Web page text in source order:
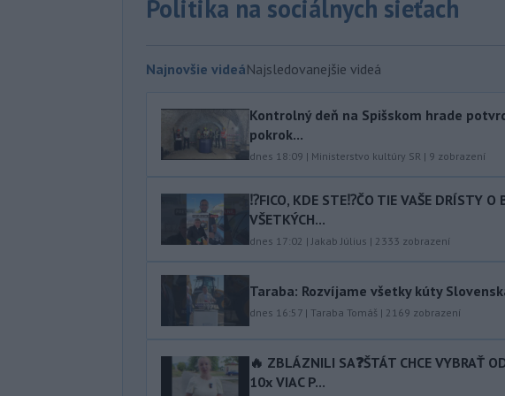
Politika na sociálnych sieťach
Najnovšie videáNajsledovanejšie videá
Kontrolný deň na Spišskom hrade
pokrok...
dnes 18:09 | Ministerstvo kultúry SR | 9 zobrazení
⁉️FICO, KDE STE⁉️ČO TIE VAŠE DRÍSTY O
VŠETKÝCH...
dnes 17:02 |Jakab Július | 2333 zobrazení
Taraba: Rozvíjame všetky kúty
dnes 16:57 | Taraba Tomáš | 2169 zobrazení
🔥 ZBLÁZNILI SA❓️ŠTÁT CHCE VYBRAŤ
10x VIAC P...